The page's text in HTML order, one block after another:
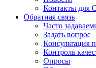
Контакты для
Обратная связь
Часто
Задать вопрос
Консультация
Контроль
Опросы